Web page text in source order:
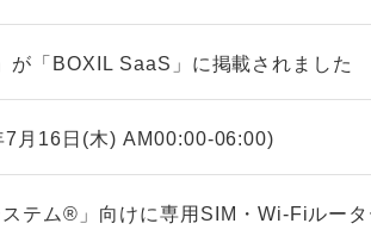
「BOXIL SaaS」に掲載されました
7月16日(木) AM00:00-06:00)
テム®」向けに専用SIM・Wi-Fiルー